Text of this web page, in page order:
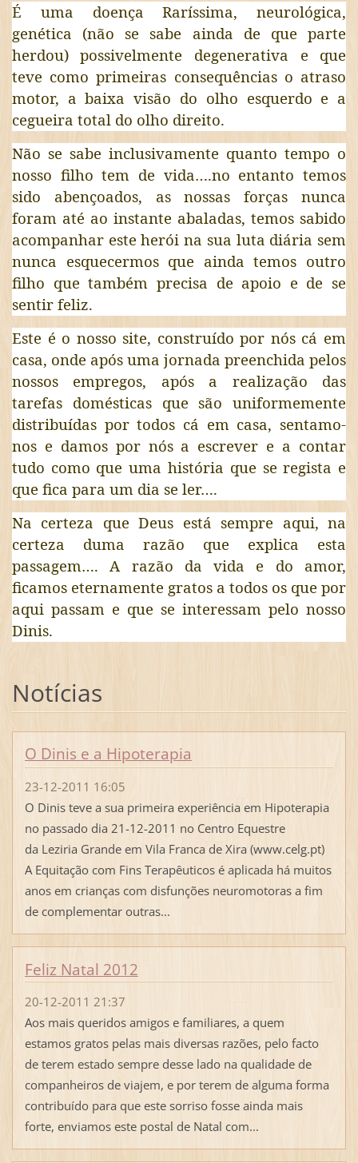
É uma doença Raríssima, neurológica,
genética (não se sabe ainda de que parte
herdou) possivelmente degenerativa e que
teve como primeiras consequências o atraso
motor, a baixa visão do olho esquerdo e a
cegueira total do olho direito.
Não se sabe inclusivamente quanto tempo o
nosso filho tem de vida….no entanto temos
sido abençoados, as nossas forças nunca
foram até ao instante abaladas, temos sabido
acompanhar este herói na sua luta diária sem
nunca esquecermos que ainda temos outro
filho que também precisa de apoio e de se
sentir feliz.
Este é o nosso site, construído por nós cá em
casa, onde após uma jornada preenchida pelos
nossos empregos, após a realização das
tarefas domésticas que são uniformemente
distribuídas por todos cá em casa, sentamo-
nos e damos por nós a escrever e a contar
tudo como que uma história que se regista e
que fica para um dia se ler….
Na certeza que Deus está sempre aqui, na
certeza duma razão que explica esta
passagem…. A razão da vida e do amor,
ficamos eternamente gratos a todos os que por
aqui passam e que se interessam pelo nosso
Dinis.
Notícias
O Dinis e a Hipoterapia
23-12-2011 16:05
O Dinis teve a sua primeira experiência em Hipoterapia
no passado dia 21-12-2011 no Centro Equestre
da Leziria Grande em Vila Franca de Xira (www.celg.pt)
A Equitação com Fins Terapêuticos é aplicada há muitos
anos em crianças com disfunções neuromotoras a fim
de complementar outras...
Feliz Natal 2012
20-12-2011 21:37
Aos mais queridos amigos e familiares, a quem
estamos gratos pelas mais diversas razões, pelo facto
de terem estado sempre desse lado na qualidade de
companheiros de viajem, e por terem de alguma forma
contribuído para que este sorriso fosse ainda mais
forte, enviamos este postal de Natal com...